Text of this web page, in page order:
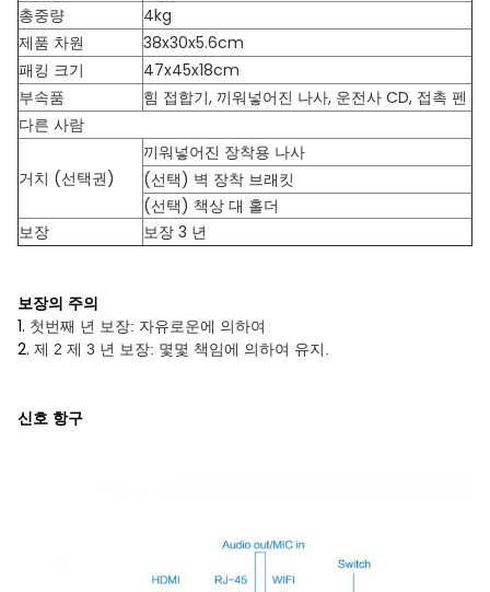
총중량
4kg
제품 차원
38x30x5.6cm
패킹 크기
47x45x18cm
부속품
힘 접합기, 끼워넣어진 나사, 운전사 CD, 접촉 펜
다른 사람
거치 (선택권)
끼워넣어진 장착용 나사
(선택) 벽 장착 브래킷
(선택) 책상 대 홀더
보장
보장 3 년
보장의 주의
1. 첫번째 년 보장: 자유로운에 의하여
2. 제 2 제 3 년 보장: 몇몇 책임에 의하여 유지.
신호 항구